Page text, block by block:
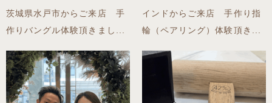
茨城県水戸市からご来店 手
作りバングル体験頂きまし...
インドからご来店 手作り指
輪（ペアリング）体験頂き...